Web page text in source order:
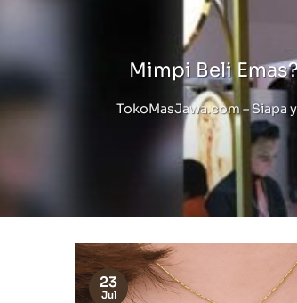
Mimpi Beli
TokoMasJawa.com – Siapa
23
Jul